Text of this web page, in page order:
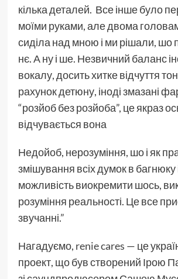
кілька деталей. Все інше було
моїми руками, але двома
сиділа над мною і ми рішали, шо
нє. А ну і ше. Незвичний баланс
вокалу, досить хитке відчуття
рахунок детюну, іноді змазані
“розйоб без розйоба”, це якраз
відчувається вона
Недойоб, нерозуміння, шо і як
змішування всіх думок в багнюку
можливість виокремити шось,
розуміння реальності. Це все
звучанні.”
Нагадуємо, renie cares — це
проект, що був створений Ірою